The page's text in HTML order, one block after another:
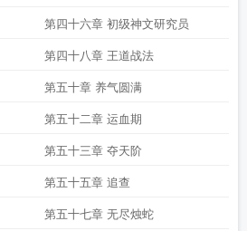
第四十六章 初级神文研究员
第四十八章 王道战法
第五十章 养气圆满
第五十二章 运血期
第五十三章 夺天阶
第五十五章 追查
第五十七章 无尽烛蛇